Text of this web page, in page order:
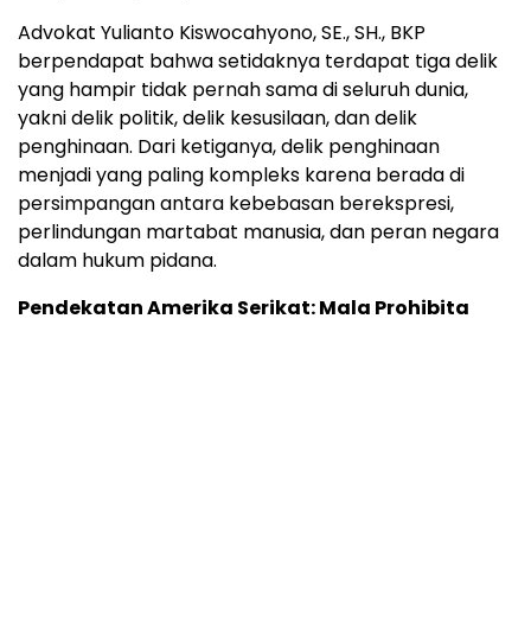
Advokat Yulianto Kiswocahyono, SE., SH., BKP
berpendapat bahwa setidaknya terdapat tiga delik
yang hampir tidak pernah sama di seluruh dunia,
yakni delik politik, delik kesusilaan, dan delik
penghinaan. Dari ketiganya, delik penghinaan
menjadi yang paling kompleks karena berada di
persimpangan antara kebebasan berekspresi,
perlindungan martabat manusia, dan peran negara
dalam hukum pidana.
Pendekatan Amerika Serikat: Mala Prohibita